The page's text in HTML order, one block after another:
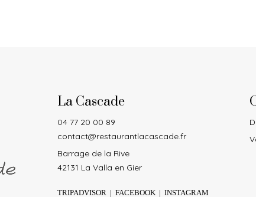
La Cascade
04 77 20 00 89
contact@restaurantlacascade.fr
Barrage de la Rive
42131 La Valla en Gier
TRIPADVISOR | FACEBOOK | INSTAGRAM